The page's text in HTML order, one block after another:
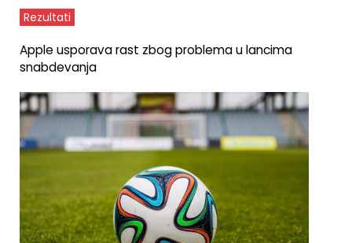
Rezultati
Apple usporava rast zbog problema u lancima
snabdevanja